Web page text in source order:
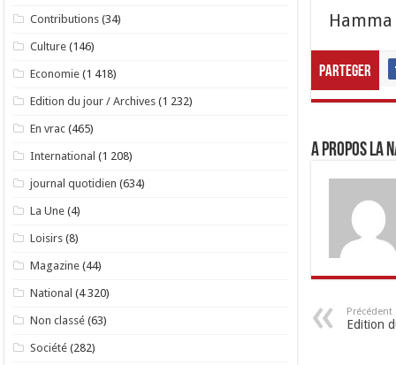
Parteger
A propos LA
Précédent
Edition
Contributions (34)
Culture (146)
Economie (1 418)
Edition du jour / Archives (1 232)
En vrac (465)
International (1 208)
journal quotidien (634)
La Une (4)
Loisirs (8)
Magazine (44)
National (4 320)
Non classé (63)
Société (282)